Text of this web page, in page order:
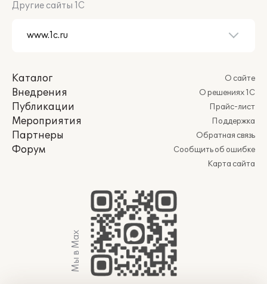
Другие сайты 1С
Каталог
Внедрения
Публикации
Мероприятия
Партнеры
Форум
О сайте
О решениях 1С
Прайс-лист
Поддержка
Обратная связь
Сообщить об ошибке
Карта сайта
Мы в Max